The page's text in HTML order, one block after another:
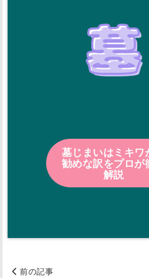
墓じまいはミキワ
勧めな訳をプロが
解説
前の記事